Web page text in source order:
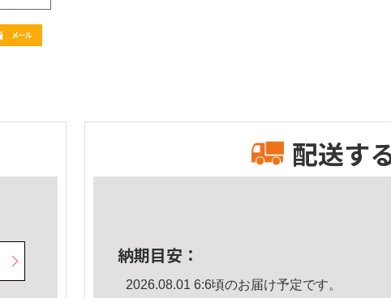
配送す
納期目安：
2026.08.01 6:6頃のお届け予定です。